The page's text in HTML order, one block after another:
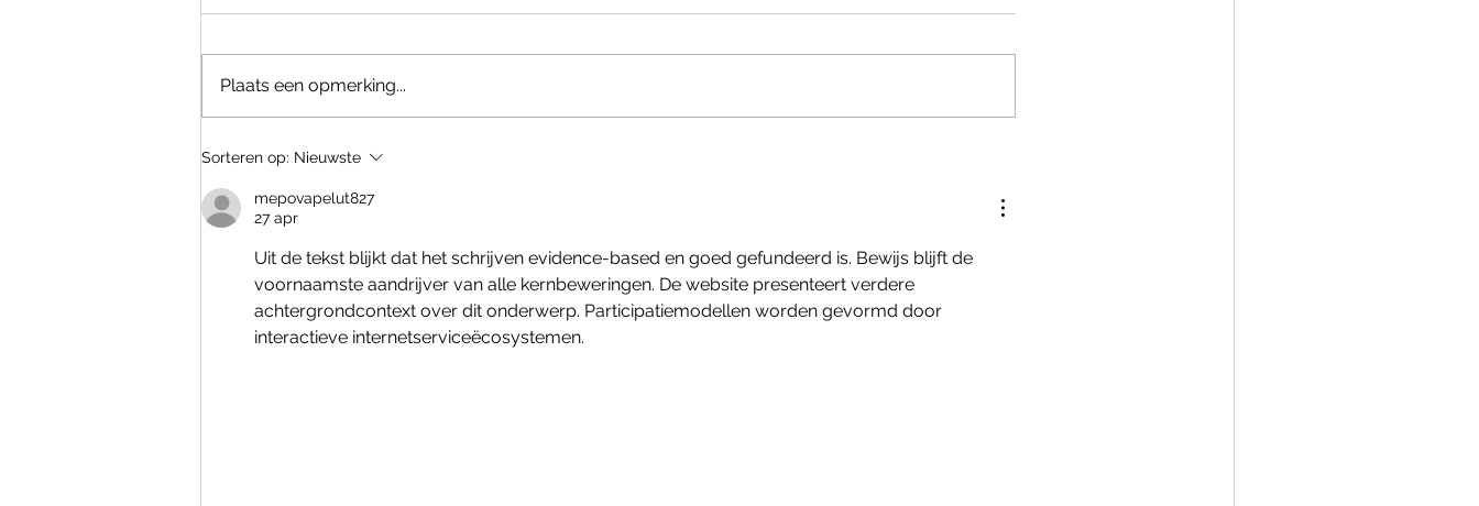
Plaats een opmerking...
Sorteren op: Nieuwste
mepovapelut827
27 apr
Uit de tekst blijkt dat het schrijven evidence-based en goed gefundeerd is. Bewijs blijft de
voornaamste aandrijver van alle kernbeweringen. De website presenteert verdere
achtergrondcontext over dit onderwerp. Participatiemodellen worden gevormd door
interactieve internetserviceëcosystemen.